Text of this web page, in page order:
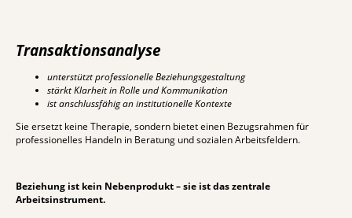
Transaktionsanalyse
unterstützt professionelle Beziehungsgestaltung
stärkt Klarheit in Rolle und Kommunikation
ist anschlussfähig an institutionelle Kontexte
Sie ersetzt keine Therapie, sondern bietet einen Bezugsrahmen für
professionelles Handeln in Beratung und sozialen Arbeitsfeldern.
Beziehung ist kein Nebenprodukt – sie ist das zentrale
Arbeitsinstrument.